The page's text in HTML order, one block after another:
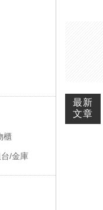
櫃
/金庫
最新
文章